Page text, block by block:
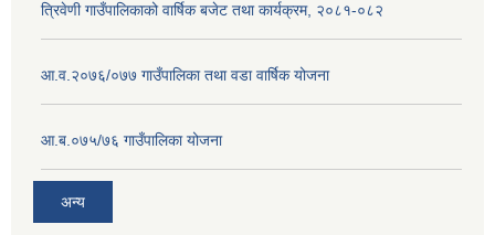
त्रिवेणी गाउँपालिकाको वार्षिक बजेट तथा कार्यक्रम, २०८१-०८२
आ.व.२०७६/०७७ गाउँपालिका तथा वडा वार्षिक योजना
आ.ब.०७५/७६ गाउँपालिका योजना
अन्य